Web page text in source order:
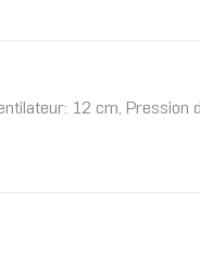
12 cm,